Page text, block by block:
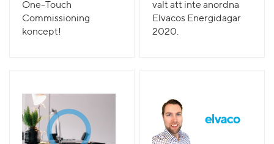
One-Touch
Commissioning
koncept!
valt att inte anordna
Elvacos Energidagar
2020.